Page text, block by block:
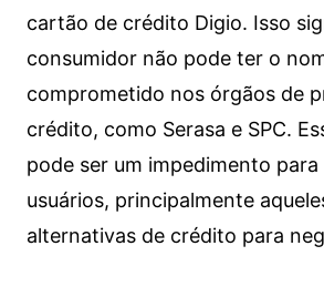
cartão de crédito Digio. Isso
consumidor não pode ter o
comprometido nos órgãos de
crédito, como Serasa e SPC.
pode ser um impedimento para
usuários, principalmente
alternativas de crédito para